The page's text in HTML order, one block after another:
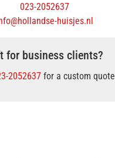
023-2052637
huisjes.nl
for business clients?
2052637for a custom quote